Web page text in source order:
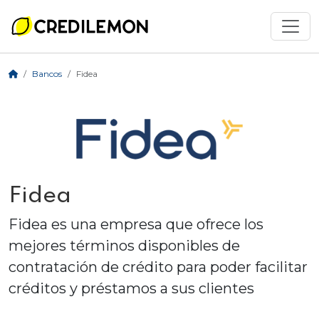
Bancos Fidea
Fidea
Fidea es una empresa que ofrece los
mejores términos disponibles de
contratación de crédito para poder facilitar
créditos y préstamos a sus clientes